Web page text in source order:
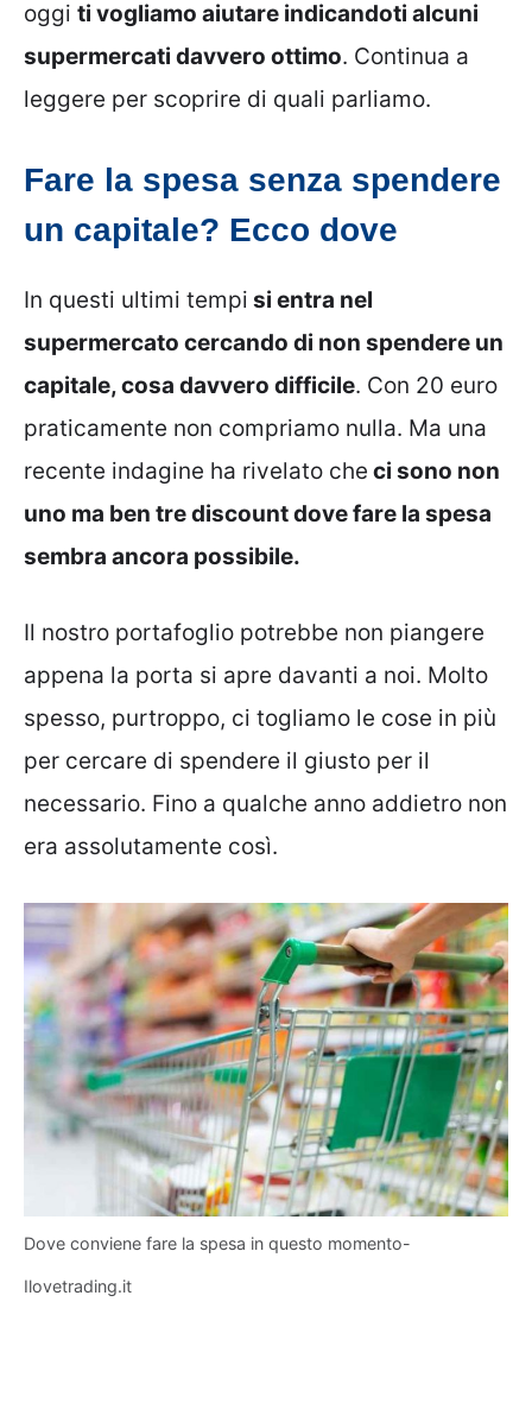
oggi ti vogliamo aiutare indicandoti alcuni
supermercati davvero ottimo. Continua a
leggere per scoprire di quali parliamo.
Fare la spesa senza spendere
un capitale? Ecco dove
In questi ultimi tempi si entra nel
supermercato cercando di non spendere un
capitale, cosa davvero difficile. Con 20 euro
praticamente non compriamo nulla. Ma una
recente indagine ha rivelato che ci sono non
uno ma ben tre discount dove fare la spesa
sembra ancora possibile.
Il nostro portafoglio potrebbe non piangere
appena la porta si apre davanti a noi. Molto
spesso, purtroppo, ci togliamo le cose in più
per cercare di spendere il giusto per il
necessario. Fino a qualche anno addietro non
era assolutamente così.
Dove conviene fare la spesa in questo momento-
Ilovetrading.it